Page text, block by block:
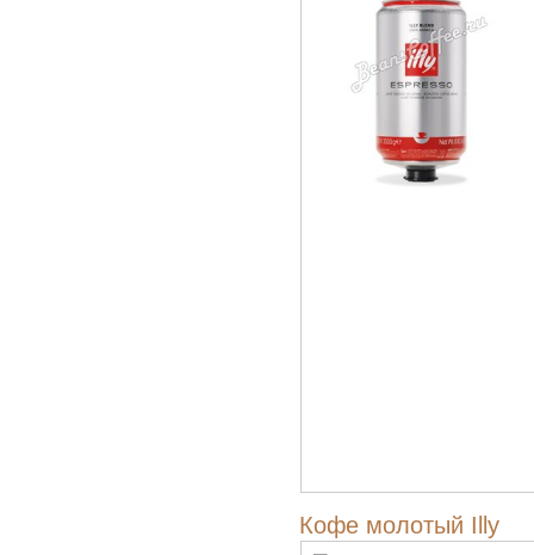
Кофе молотый Illy